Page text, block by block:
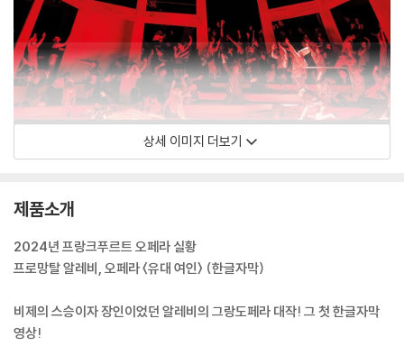
상세 이미지 더보기
제품소개
2024년 프랑크푸르트 오페라 실황
프로망탈 알레비, 오페라 〈유대 여인〉 (한글자막)
비제의 스승이자 장인이었던 알레비의 그랑도페라 대작! 그 첫 한글자막
영상!